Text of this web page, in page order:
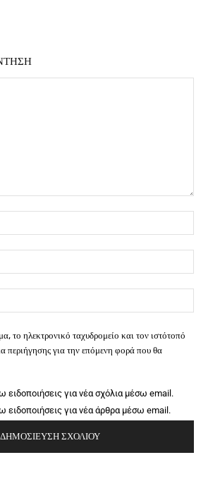
το ηλεκτρονικό ταχυδρομείο και τον ιστότοπό
περιήγησης για την επόμενη φορά που θα
ειδοποιήσεις για νέα σχόλια μέσω email.
ειδοποιήσεις για νέα άρθρα μέσω email.